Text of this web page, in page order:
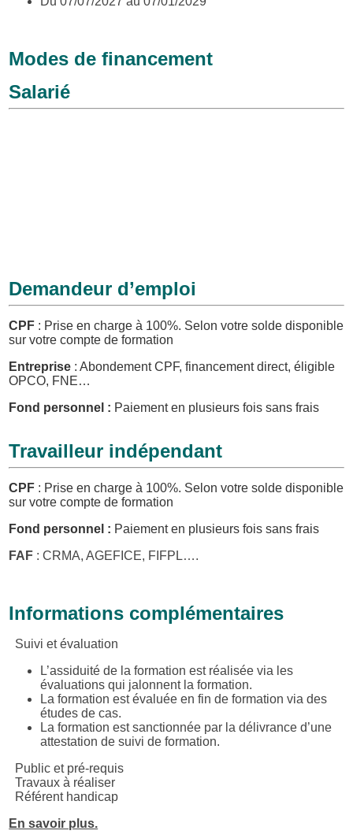
Modes de financement
Salarié
Demandeur d’emploi
CPF : Prise en charge à 100%. Selon votre solde disponible
sur votre compte de formation
Entreprise : Abondement CPF, financement direct, éligible
OPCO, FNE…
Fond personnel : Paiement en plusieurs fois sans frais
Travailleur indépendant
CPF : Prise en charge à 100%. Selon votre solde disponible
sur votre compte de formation
Fond personnel : Paiement en plusieurs fois sans frais
FAF : CRMA, AGEFICE, FIFPL….
Informations complémentaires
Suivi et évaluation
L’assiduité de la formation est réalisée via les
évaluations qui jalonnent la formation.
La formation est évaluée en fin de formation via des
études de cas.
La formation est sanctionnée par la délivrance d’une
attestation de suivi de formation.
Public et pré-requis
Travaux à réaliser
Référent handicap
En savoir plus.